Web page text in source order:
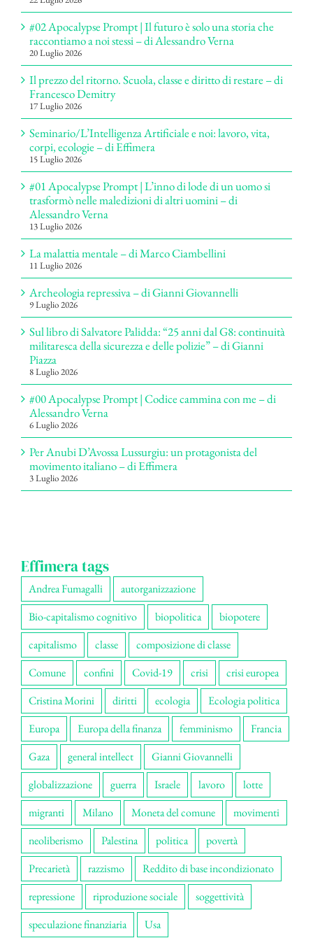
#02 Apocalypse Prompt | Il futuro è solo una storia che
raccontiamo a noi stessi – di Alessandro Verna
20 Luglio 2026
Il prezzo del ritorno. Scuola, classe e diritto di restare – di
Francesco Demitry
17 Luglio 2026
Seminario/L’Intelligenza Artificiale e noi: lavoro, vita,
corpi, ecologie – di Effimera
15 Luglio 2026
#01 Apocalypse Prompt | L’inno di lode di un uomo si
trasformò nelle maledizioni di altri uomini – di
Alessandro Verna
13 Luglio 2026
La malattia mentale – di Marco Ciambellini
11 Luglio 2026
Archeologia repressiva – di Gianni Giovannelli
9 Luglio 2026
Sul libro di Salvatore Palidda: “25 anni dal G8: continuità
militaresca della sicurezza e delle polizie” – di Gianni
Piazza
8 Luglio 2026
#00 Apocalypse Prompt | Codice cammina con me – di
Alessandro Verna
6 Luglio 2026
Per Anubi D’Avossa Lussurgiu: un protagonista del
movimento italiano – di Effimera
3 Luglio 2026
Effimera tags
Andrea Fumagalli
autorganizzazione
Bio-capitalismo cognitivo
biopolitica
biopotere
capitalismo
classe
composizione di classe
Comune
confini Covid-19 crisi
crisi europea
Cristina Morini
diritti ecologia
Ecologia politica
Europa
Europa della finanza femminismo
Francia
Gaza
general intellect
Gianni Giovannelli
globalizzazione
guerra Israele lavoro
lotte
migranti
Milano Moneta del comune
movimenti
neoliberismo
Palestina politica
povertà
Precarietà
razzismo
Reddito di base incondizionato
repressione
riproduzione sociale
soggettività
speculazione finanziaria
Usa